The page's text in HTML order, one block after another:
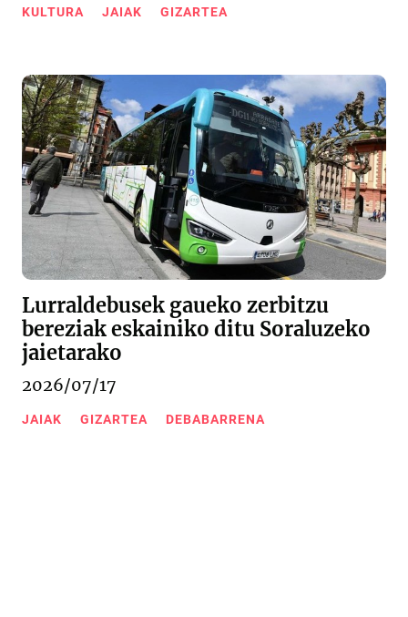
KULTURA JAIAK GIZARTEA
Lurraldebusek gaueko zerbitzu
bereziak eskainiko ditu Soraluzeko
jaietarako
2026/07/17
JAIAK GIZARTEA DEBABARRENA